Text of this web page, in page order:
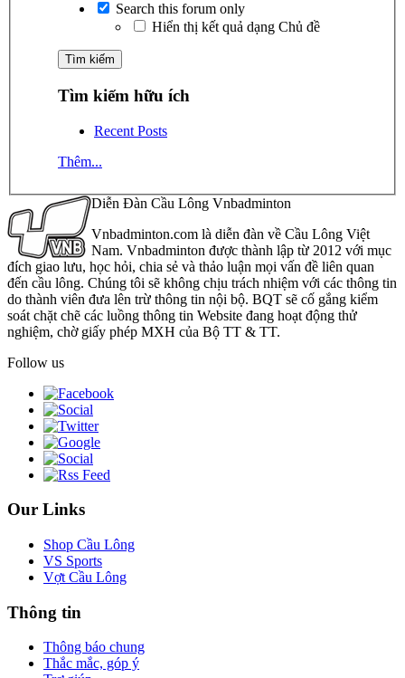
Search this forum only
Hiển thị kết quả dạng Chủ đề
Tìm kiếm hữu ích
Recent Posts
Thêm...
Diễn Đàn Cầu Lông Vnbadminton
Vnbadminton.com là diễn đàn về Cầu Lông Việt
Nam. Vnbadminton được thành lập từ 2012 với mục
đích giao lưu, học hỏi, chia sẻ và thảo luận mọi vấn đề liên quan
đến cầu lông. Chúng tôi sẽ không chịu trách nhiệm với các thông tin
do thành viên đưa lên trừ thông tin nội bộ. BQT sẽ cố gắng kiểm
soát chặt chẽ các luồng thông tin Website đang hoạt động thử
nghiệm, chờ giấy phép MXH của Bộ TT & TT.
Follow us
Our Links
Shop Cầu Lông
VS Sports
Vợt Cầu Lông
Thông tin
Thông báo chung
Thắc mắc, góp ý